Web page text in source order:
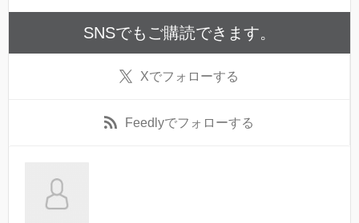
SNSでもご購読できます。
Xでフォローする
Feedlyでフォローする